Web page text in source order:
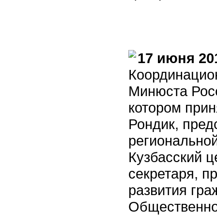
17 июня
Минюста
котором
Рондик,
Кузбасский
секретаря,
развития